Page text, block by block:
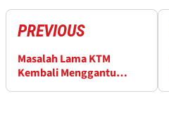
PREVIOUS
Masalah Lama KTM
Kembali Menggantu